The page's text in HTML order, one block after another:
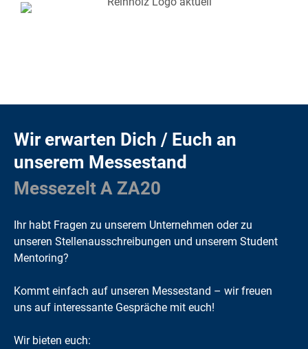
Wir erwarten Dich / Euch an
unserem Messestand
Messezelt A ZA20
Ihr habt Fragen zu unserem Unternehmen oder zu
unseren Stellenausschreibungen und unserem Student
Mentoring?
Kommt einfach auf unseren Messestand – wir freuen
uns auf interessante Gespräche mit euch!
Wir bieten euch: